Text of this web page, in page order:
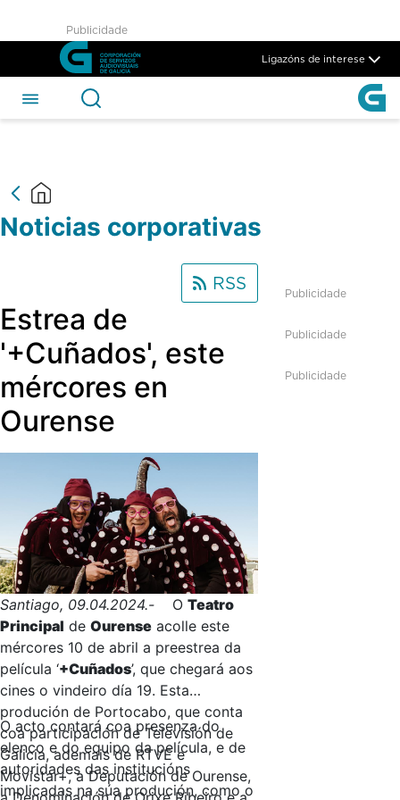
Skip to Main Content
Noticias Corporativas - CSAG
Publicidade
Ligazóns de interese
Noticias corporativas
RSS
Estrea de
'+Cuñados', este
mércores en
Ourense
Santiago, 09.04.2024.- O Teatro
Principal de Ourense acolle este
mércores 10 de abril a preestrea da
película ‘+Cuñados’, que chegará aos
cines o vindeiro día 19. Esta
produción de Portocabo, que conta
coa participación de Televisión de
Galicia, ademais de RTVE e
Movistar+, a Deputación de Ourense,
O acto contará coa presenza do
elenco e do equipo da película, e de
autoridades das institucións
implicadas na súa produción, como o
Publicidade
Publicidade
Publicidade